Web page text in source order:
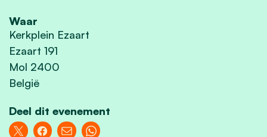
Waar
Kerkplein Ezaart
Ezaart 191
Mol 2400
België
Deel dit evenement